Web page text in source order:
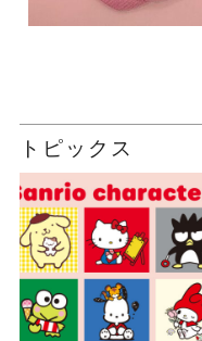
トピックス